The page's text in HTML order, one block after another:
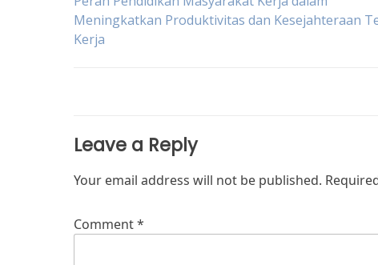
Post
navigation
Meningkatkan Produktivitas dan Kesejahteraan
Kerja
Leave a Reply
Your email address will not be published.
Comment*